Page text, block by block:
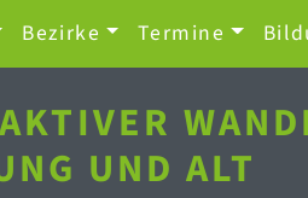
Bezirke Termine
UND ALT